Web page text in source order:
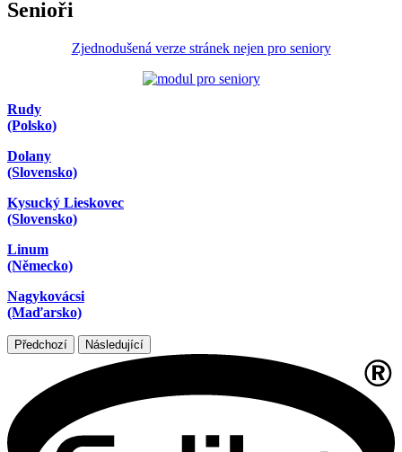
Senioři
Zjednodušená verze stránek nejen pro seniory
Rudy
(Polsko)
Dolany
(Slovensko)
Kysucký Lieskovec
(Slovensko)
Linum
(Německo)
Nagykovácsi
(Maďarsko)
Předchozí Následující